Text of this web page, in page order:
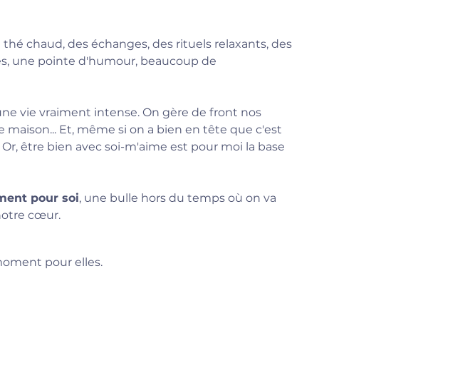
chaud, des échanges, des rituels relaxants, des
une pointe d'humour, beaucoup de
vie vraiment intense. On gère de front nos
Et, même si on a bien en tête que c'est
être bien avec soi-m'aime est pour moi la base
pour soi, une bulle hors du temps où on va
cœur.
pour elles.